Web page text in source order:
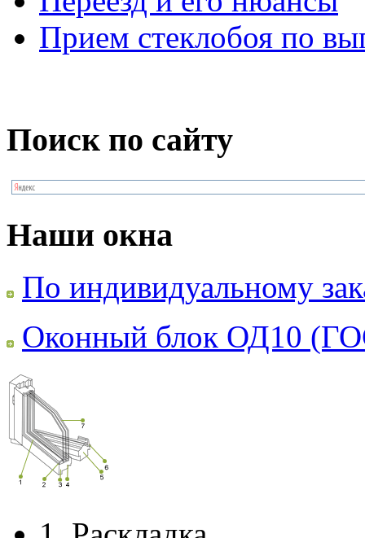
Прием стеклобоя по
Поиск по сайту
Наши окна
По индивидуальному
Оконный блок ОД10